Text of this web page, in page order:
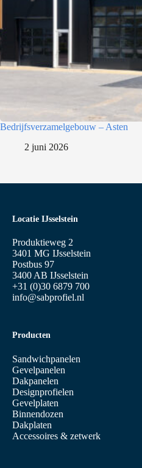
Bedrijfsverzamelgebouw – Asten
2 juni 2026
Locatie IJsselstein
Produktieweg 2
3401 MG IJsselstein
Postbus 97
3400 AB IJsselstein
+31 (0)30 6879 700
info@sabprofiel.nl
Producten
Sandwichpanelen
Gevelpanelen
Dakpanelen
Designprofielen
Gevelplaten
Binnendozen
Dakplaten
Accessoires & zetwerk